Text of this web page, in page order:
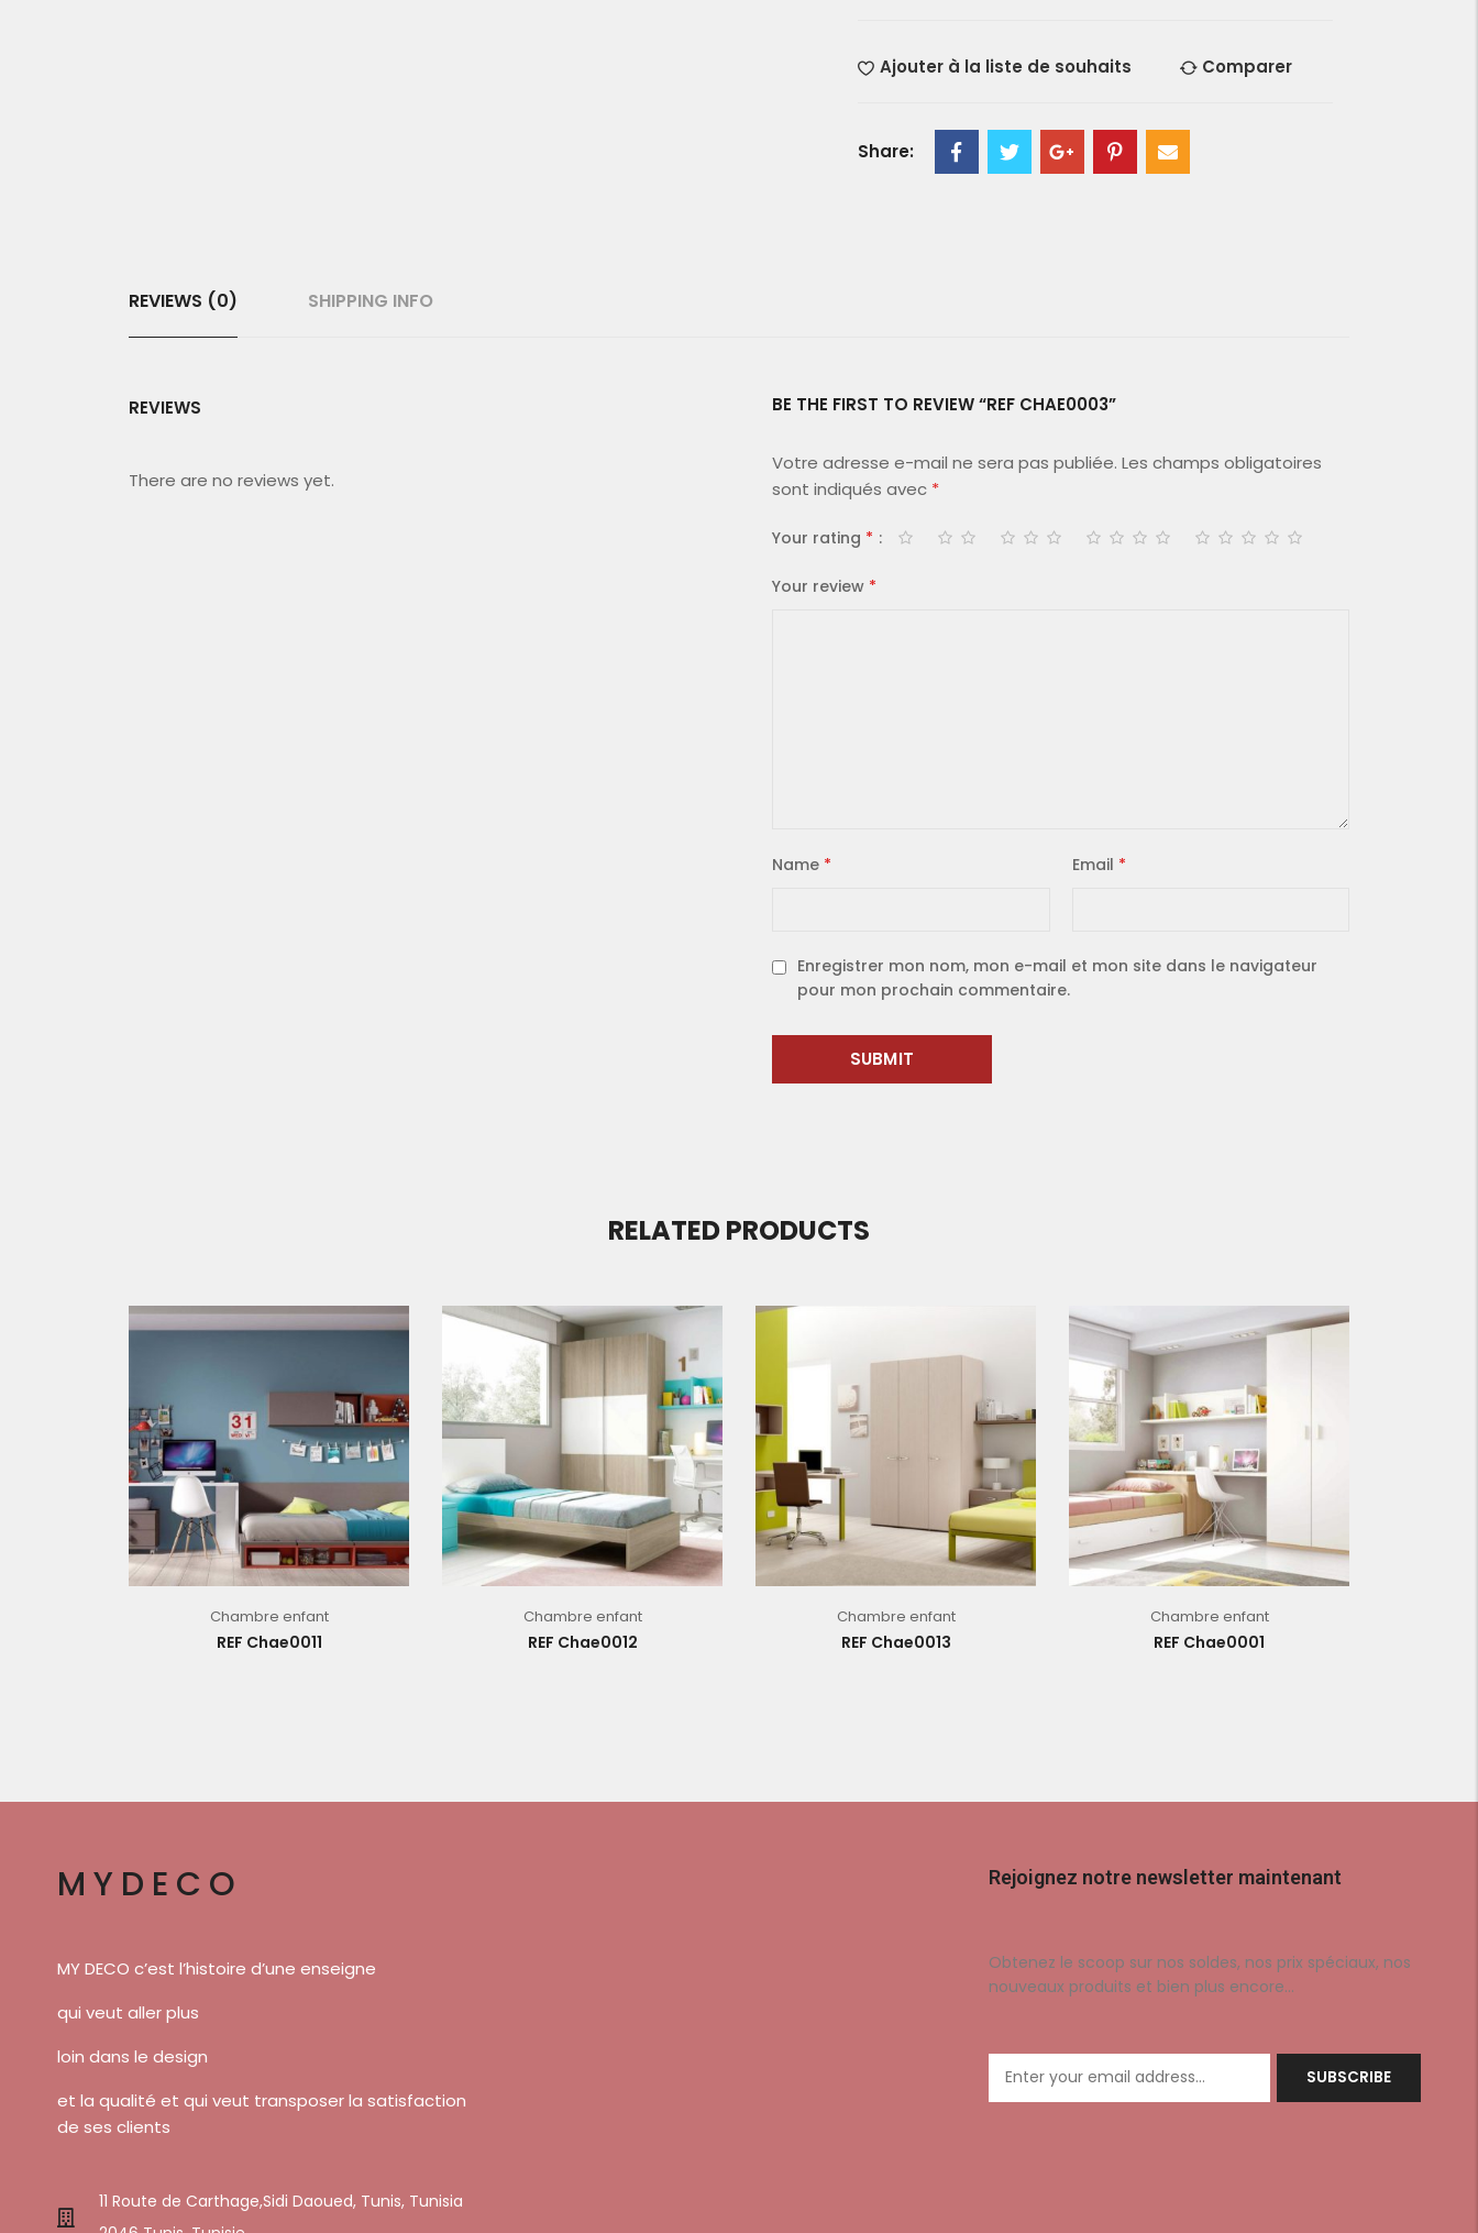
Ajouter à la liste de souhaits Comparer
Share:
REVIEWS (0) SHIPPING INFO
REVIEWS
There are no reviews yet.
BE THE FIRST TO REVIEW “REF CHAE0003”
Votre adresse e-mail ne sera pas publiée. Les champs obligatoires
sont indiqués avec *
Your rating *
Your review *
Name * Email *
Enregistrer mon nom, mon e-mail et mon site dans le navigateur
pour mon prochain commentaire.
RELATED PRODUCTS
Chambre enfant
REF Chae0011
Chambre enfant
REF Chae0012
Chambre enfant
REF Chae0013
Chambre enfant
REF Chae0001
MYDECO
MY DECO c’est l’histoire d’une enseigne
qui veut aller plus
loin dans le design
et la qualité et qui veut transposer la satisfaction
de ses clients
11 Route de Carthage,Sidi Daoued, Tunis, Tunisia
Rejoignez notre newsletter maintenant
Obtenez le scoop sur nos soldes, nos prix spéciaux, nos
nouveaux produits et bien plus encore…